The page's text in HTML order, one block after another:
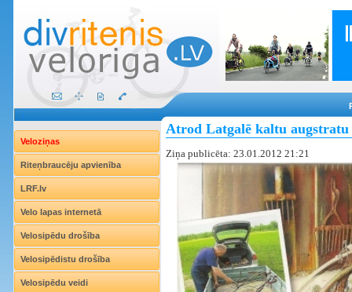
Veloziņas
Riteņbraucēju apvienība
LRF.lv
Velo lapas internetā
Velosipēdu drošība
Velosipēdistu drošība
Velosipēdu veidi
Atrod Latgalē kaltu augstratu
Ziņa publicēta: 23.01.2012 21:21